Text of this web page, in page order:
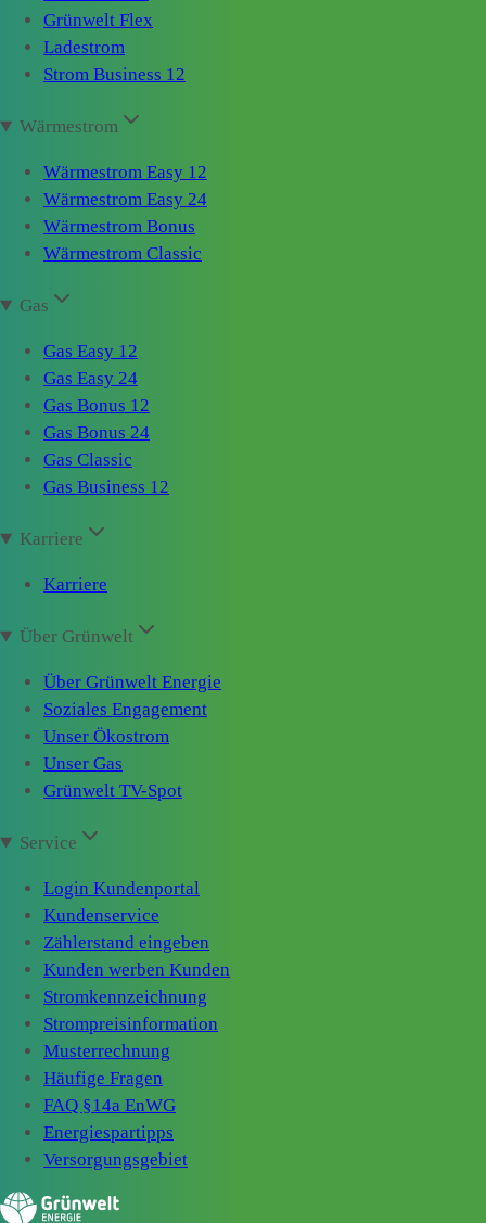
Grünwelt Flex
Ladestrom
Strom Business 12
Wärmestrom
Wärmestrom Easy 12
Wärmestrom Easy 24
Wärmestrom Bonus
Wärmestrom Classic
Gas
Gas Easy 12
Gas Easy 24
Gas Bonus 12
Gas Bonus 24
Gas Classic
Gas Business 12
Karriere
Karriere
Über Grünwelt
Über Grünwelt Energie
Soziales Engagement
Unser Ökostrom
Unser Gas
Grünwelt TV-Spot
Service
Login Kundenportal
Kundenservice
Zählerstand eingeben
Kunden werben Kunden
Stromkennzeichnung
Strompreisinformation
Musterrechnung
Häufige Fragen
FAQ §14a EnWG
Energiespartipps
Versorgungsgebiet